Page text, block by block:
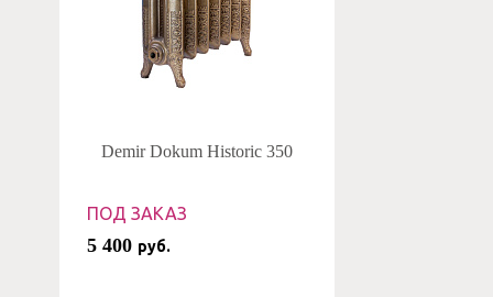
Demir Dokum Historic 350
ПОД ЗАКАЗ
5 400 руб.